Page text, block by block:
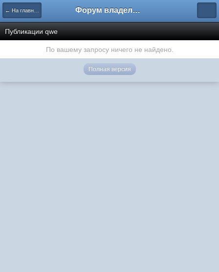
← На главную Форум владельцев интернет-магазинов
Публикации qwe
По вашему запросу ничего не найдено.
Полная версия